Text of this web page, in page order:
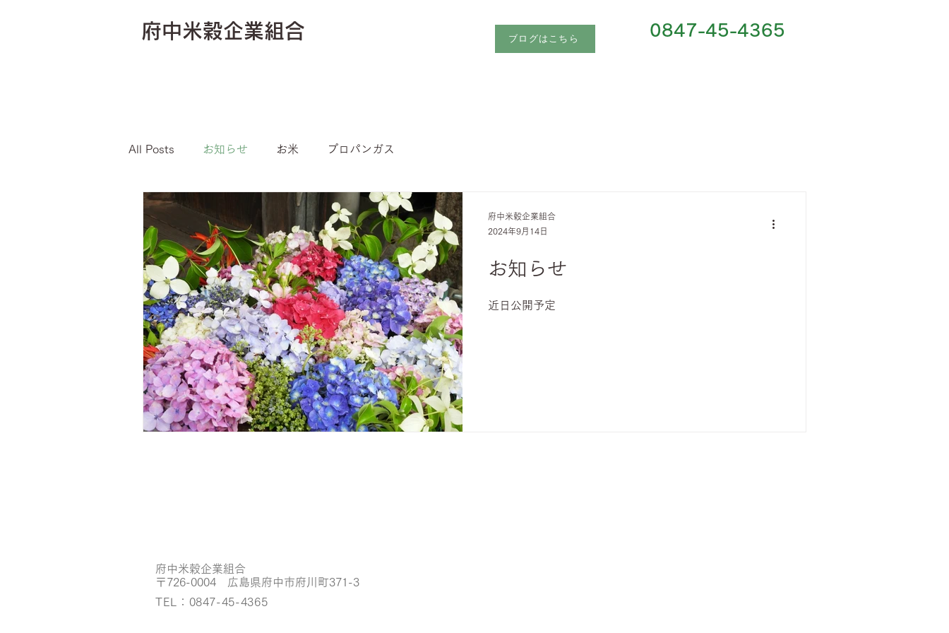
府中米穀企業組合 ブログはこちら 0847-45-4365
All Posts お知らせ お米 プロパンガス
お知らせ
近日公開予定
府中米穀企業組合
2024年9月14日
​​府中米穀企業組合
〒726-0004 広島県府中市府川町371-3
TEL：0847-45-4365